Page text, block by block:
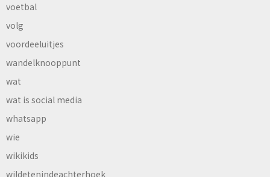
voetbal
volg
voordeeluitjes
wandelknooppunt
wat
wat is social media
whatsapp
wie
wikikids
wildetenindeachterhoek